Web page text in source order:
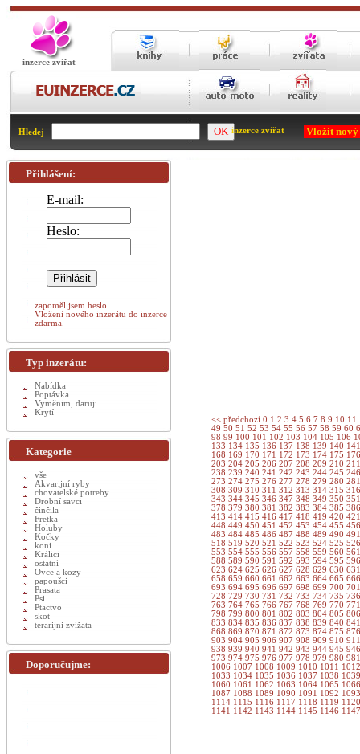
inzerce zvířat
Hledej inzerce zvířat Vložit
<< předchozí 0 1 2 3 4 5 6 7 8 9 10 11
49 50 51 52 53 54 55 56 57 58 59 60
98 99 100 101 102 103 104 105 106
133 134 135 136 137 138 139 140
168 169 170 171 172 173 174 175
203 204 205 206 207 208 209 210
238 239 240 241 242 243 244 245
273 274 275 276 277 278 279 280
308 309 310 311 312 313 314 315
343 344 345 346 347 348 349 350
378 379 380 381 382 383 384 385
413 414 415 416 417 418 419 420
448 449 450 451 452 453 454 455
483 484 485 486 487 488 489 490
518 519 520 521 522 523 524 525
553 554 555 556 557 558 559 560
588 589 590 591 592 593 594 595
623 624 625 626 627 628 629 630
658 659 660 661 662 663 664 665
693 694 695 696 697 698 699 700
728 729 730 731 732 733 734 735
763 764 765 766 767 768 769 770
798 799 800 801 802 803 804 805
833 834 835 836 837 838 839 840
868 869 870 871 872 873 874 875
903 904 905 906 907 908 909 910
938 939 940 941 942 943 944 945
973 974 975 976 977 978 979 980
1006 1007 1008 1009 1010 1011
1033 1034 1035 1036 1037 1038
1060 1061 1062 1063 1064 1065
1087 1088 1089 1090 1091 1092
1114 1115 1116 1117 1118 1119
1141 1142 1143 1144 1145 1146
Přihlášení:
E-mail:
Heslo:
zapoměl jsem heslo.
Vložení nového inzerátu do inzerce
zdarma.
Typ inzerátu:
Nabídka
Poptávka
Vyměnim, daruji
Krytí
Kategorie
vše
Akvarijní ryby
chovatelské potreby
Drobní savci
činčila
Fretka
Holuby
Kočky
koni
Králici
ostatní
Ovce a kozy
papoušci
Prasata
Psi
Ptactvo
skot
terarijni zvížata
Doporučujme: